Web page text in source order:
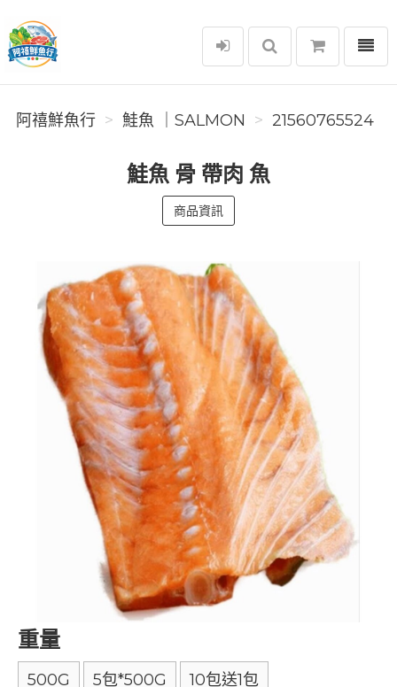
阿禧鮮魚行
選單
阿禧鮮魚行 ️鮭魚 ｜SALMON 21560765524
鮭魚 骨 帶肉 魚
商品資訊
重量
500G 5包*500G 10包送1包